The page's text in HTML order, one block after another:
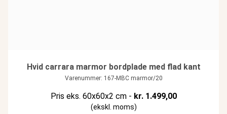
Hvid carrara marmor bordplade med flad kant
Varenummer: 167-MBC marmor/20
Pris eks. 60x60x2 cm - kr.1.499,00
(ekskl. moms)